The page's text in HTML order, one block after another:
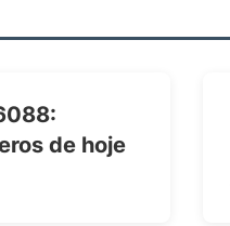
de hoje